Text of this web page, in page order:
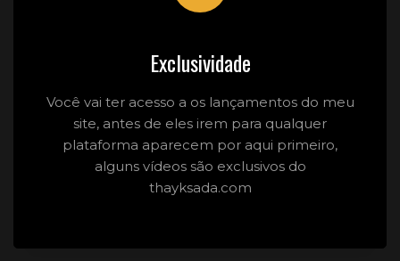
Exclusividade
Você vai ter acesso a os lançamentos do meu
site, antes de eles irem para qualquer
plataforma aparecem por aqui primeiro,
alguns vídeos são exclusivos do
thayksada.com